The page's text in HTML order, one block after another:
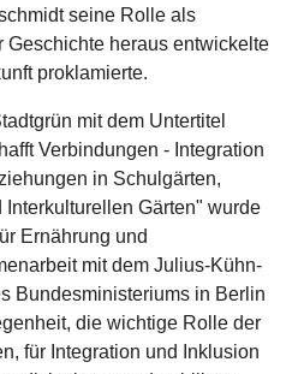
seine Rolle als
Geschichte heraus entwickelte
proklamierte.
mit dem Untertitel
Verbindungen - Integration
in Schulgärten,
Gärten" wurde
Ernährung und
mit dem Julius-Kühn-
Bundesministeriums in Berlin
die wichtige Rolle der
für Integration und Inklusion